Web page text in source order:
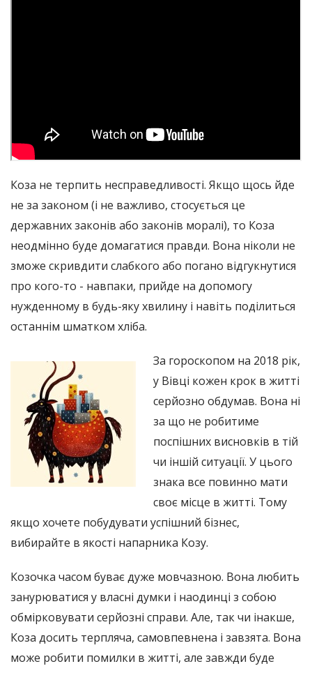
Коза не терпить несправедливості. Якщо щось йде
не за законом (і не важливо, стосується це
державних законів або законів моралі), то Коза
неодмінно буде домагатися правди. Вона ніколи не
зможе скривдити слабкого або погано відгукнутися
про кого-то - навпаки, прийде на допомогу
нужденному в будь-яку хвилину і навіть поділиться
останнім шматком хліба.
За гороскопом на 2018 рік,
у Вівці кожен крок в житті
серйозно обдумав. Вона ні
за що не робитиме
поспішних висновків в тій
чи іншій ситуації. У цього
знака все повинно мати
своє місце в житті. Тому
якщо хочете побудувати успішний бізнес,
вибирайте в якості напарника Козу.
Козочка часом буває дуже мовчазною. Вона любить
занурюватися у власні думки і наодинці з собою
обмірковувати серйозні справи. Але, так чи інакше,
Коза досить терпляча, самовпевнена і завзята. Вона
може робити помилки в житті, але завжди буде